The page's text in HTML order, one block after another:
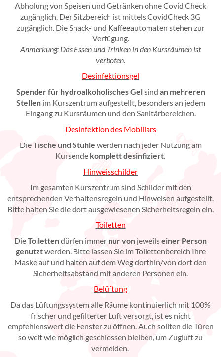
Abholung von Speisen und Getränken ohne Covid Check
zugänglich. Der Sitzbereich ist mittels CovidCheck 3G
zugänglich. Die Snack- und Kaffeeautomaten stehen zur
Verfügung.
Anmerkung: Das Essen und Trinken in den Kursräumen ist
verboten.
Desinfektionsgel
Spender für hydroalkoholisches Gelsind an mehreren
Stellen im Kurszentrum aufgestellt, besonders an jedem
Eingang zu Kursräumen und den Sanitärbereichen.
Desinfektion des Mobiliars
DieTische und Stühle werden nach jeder Nutzungam
Kursende komplett desinfiziert.
Hinweisschilder
Im gesamten Kurszentrum sind Schilder mit den
entsprechenden Verhaltensregeln und Hinweisen aufgestellt.
Bitte halten Sie die dort ausgewiesenen Sicherheitsregeln ein.
Toiletten
DieToilettendürfen immer nur von jeweilseiner Person
genutztwerden. Bitte lassen Sie im Toilettenbereich Ihre
Maske auf und halten auf dem Weg dorthin/von dort den
Sicherheitsabstand mit anderen Personen ein.
Belüftung
Da das Lüftungssystem alle Räume kontinuierlich mit 100%
frischer und gefilterter Luft versorgt, ist es nicht
empfehlenswert die Fenster zu öffnen. Auch sollten die Türen
so weit wie möglich geschlossen bleiben, um Zugluft zu
vermeiden.